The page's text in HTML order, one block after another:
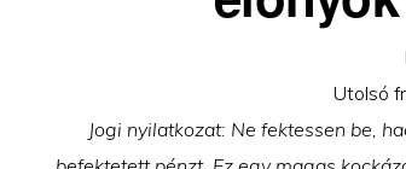
Utolsó
Jogi nyilatkozat: Ne fektessen be,